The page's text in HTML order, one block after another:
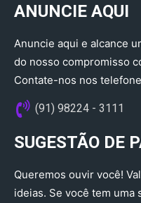
ANUNCIE AQUI
Anuncie aqui e alcance
do nosso compromisso
Contate-nos nos
(91) 98224 - 3111
SUGESTÃO DE
Queremos ouvir você!
ideias. Se você tem uma